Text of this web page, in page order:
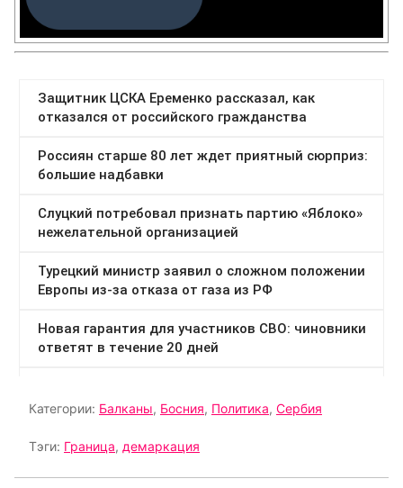
Категории: Балканы, Босния, Политика, Сербия
Тэги: Граница, демаркация